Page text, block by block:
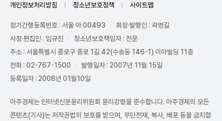
개인정보처리방침 청소년보호정책 사이트맵
정기간행등록번호 : 서울 아 00493
회장·발행인 : 곽영길
사장·편집인 : 임규진
청소년보호책임자 : 전운
주소 : 서울특별시 종로구 종로 1길 42(수송동 146-1) 이마빌딩 11층
전화 : 02-767-1500
발행일자 : 2007년 11월 15일
등록일자 : 2008년 01월10일
아주경제는 인터넷신문윤리위원회 윤리강령을 준수합니다. 아주경제의 모든
콘텐츠(기사)는 저작권법의 보호를 받으며, 무단전재, 복사, 배포 등을 금지합